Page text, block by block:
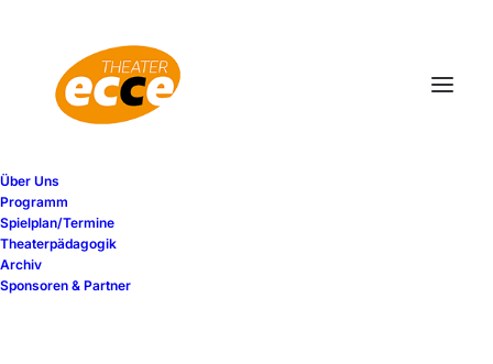
Über Uns
Programm
Spielplan/Termine
Theaterpädagogik
Archiv
Sponsoren & Partner